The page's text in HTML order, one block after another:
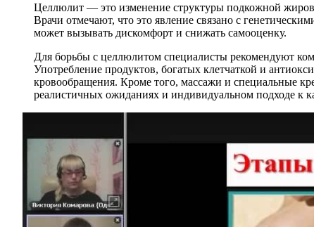
Целлюлит — это изменение структуры подкожной
Врачи отмечают, что это явление связано с
может вызывать дискомфорт и снижать самооценку.
Для борьбы с целлюлитом специалисты рекомендуют
Употребление продуктов, богатых клетчаткой и
кровообращения. Кроме того, массажи и специальные
реалистичных ожиданиях и индивидуальном подходе к